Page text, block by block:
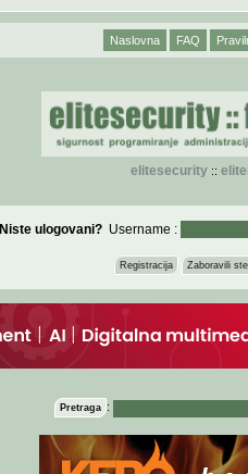
Naslovna FAQ
elitesecurity::
Niste ulogovani?Username :
Registracija Zaboravili
Pretraga :